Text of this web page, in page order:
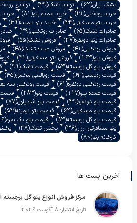
تشک ارزان(62) تولید تشک(49) تولیدی
خرید روتختی(41) خرید عمده پتو(81) خرید
خرید پتو مسافرتی(44) خرید پتو نرمینه(39)
صادرات تشک(65) صادرات روتختی(39)
صادرات پتو دونفره(37) فروش تشک(55)
فروش روتختی(41) فروش عمده تشک(45)
فروش پتو(163) فروش پتو مسافرتی(41)
فروش پتو گل برجسته(53) قیمت تشک(99)
قیمت روبالشی(63) قیمت روبالشی مخمل(45)
قیمت روتختی دونفره(61) قیمت روتختی سه
قیمت عمده پتو(117) قیمت پتو(283) قیمت
قیمت پتو دونفره(49) قیمت پتو شادیلون(77)
قیمت پتو مسافرتی(62) قیمت پتو نرمینه(54)
قیمت پتو گل برجسته(83) قیمت پتو یک نفره(56)
پتو مسافرتی ارزان(36) پخش تشک(38)
کارخانه پتو(80)
آخرین پست ها
تاریخ انتشار: 8 آگوست 2026